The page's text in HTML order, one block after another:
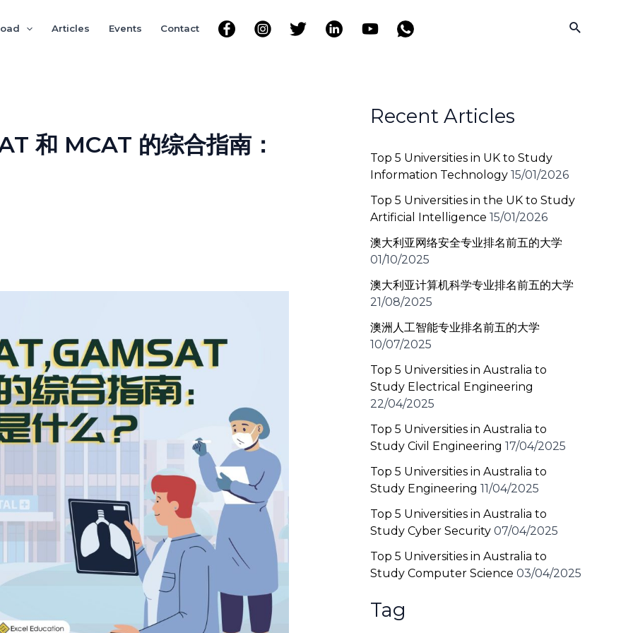
Articles Events Contact Search
和 MCAT 的综合指南：
Recent Articles
Top 5 Universities in UK to Study
Information Technology 15/01/2026
Top 5 Universities in the UK to Study
Artificial Intelligence 15/01/2026
澳大利亚网络安全专业排名前五的大学
01/10/2025
澳大利亚计算机科学专业排名前五的大学
21/08/2025
澳洲人工智能专业排名前五的大学
10/07/2025
Top 5 Universities in Australia to
Study Electrical Engineering
22/04/2025
Top 5 Universities in Australia to
Study Civil Engineering 17/04/2025
Top 5 Universities in Australia to
Study Engineering 11/04/2025
Top 5 Universities in Australia to
Study Cyber Security 07/04/2025
Top 5 Universities in Australia to
Study Computer Science 03/04/2025
Tag